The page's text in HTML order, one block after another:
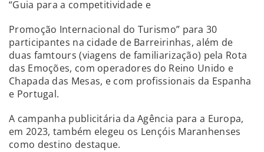
“Guia para a competitividade e
Promoção Internacional do Turismo” para 30
participantes na cidade de Barreirinhas, além de
duas famtours (viagens de familiarização) pela Rota
das Emoções, com operadores do Reino Unido e
Chapada das Mesas, e com profissionais da Espanha
e Portugal.
A campanha publicitária da Agência para a Europa,
em 2023, também elegeu os Lençóis Maranhenses
como destino destaque.